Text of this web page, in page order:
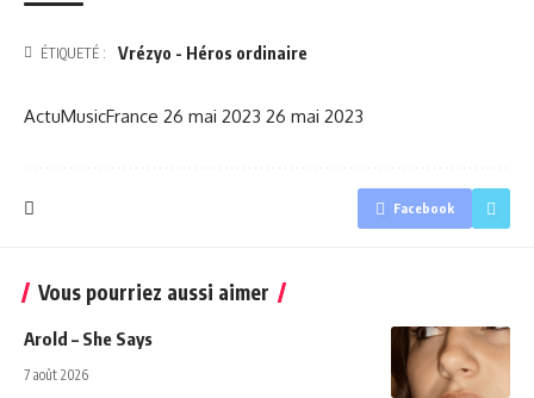
ÉTIQUETÉ : Vrézyo - Héros ordinaire
ActuMusicFrance 26 mai 2023 26 mai 2023
Facebook
Vous pourriez aussi aimer
Arold – She Says
7 août 2026